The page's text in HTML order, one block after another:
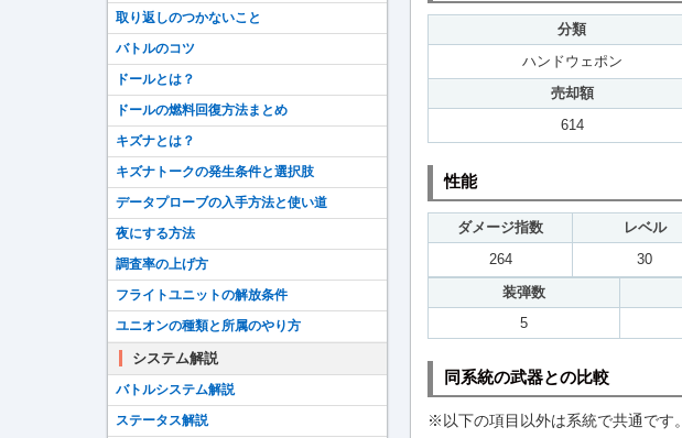
分類
ハンドウェポン
売却額
614
性能
ダメージ指数 レベル
264
30
装弾数
5
同系統の武器との比較
※以下の項目以外は系統で共通です。
取り返しのつかないこと
バトルのコツ
ドールとは？
ドールの燃料回復方法まとめ
キズナとは？
キズナトークの発生条件と選択肢
データプローブの入手方法と使い道
夜にする方法
調査率の上げ方
フライトユニットの解放条件
ユニオンの種類と所属のやり方
システム解説
バトルシステム解説
ステータス解説